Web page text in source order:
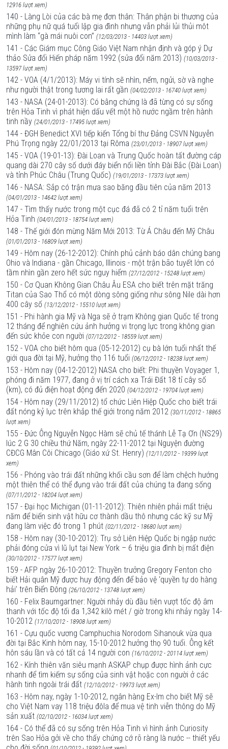
12916 lượt xem)
140 - Làng Lòi của các bà mẹ đơn thân: Thân phận bi thương của
những phụ nữ quá tuổi lập gia đình nhưng vẫn phải lủi thủi môt
mình làm “gà mái nuôi con” (12/03/2013 - 14403 lượt xem)
141 - Các Giám mục Công Giáo Việt Nam nhận định và góp ý Dự
thảo Sửa đổi Hiến pháp năm 1992 (sửa đổi năm 2013) (10/03/2013 -
13597 lượt xem)
142 - VOA (4/1/2013): Máy vi tính sẽ nhìn, nếm, ngửi, sờ và nghe
như người thật trong tương lai rất gần (04/02/2013 - 16740 lượt xem)
143 - NASA (24-01-2013): Có bằng chứng là đã từng có sự sống
trên Hỏa Tinh vì phát hiện dấu vết một hồ nước ngầm trên hành
tinh nầy (24/01/2013 - 17495 lượt xem)
144 - ĐGH Benedict XVI tiếp kiến Tổng bí thư Đảng CSVN Nguyễn
Phú Trọng ngày 22/01/2013 tại Rôma (23/01/2013 - 18907 lượt xem)
145 - VOA (19-01-13): Đài Loan và Trung Quốc hoàn tất đường cáp
quang dài 270 cây số dưới đáy biển nối liền tỉnh Đài Bắc (Đài Loan)
và tỉnh Phúc Châu (Trung Quốc) (19/01/2013 - 17373 lượt xem)
146 - NASA: Sắp có trận mưa sao băng đầu tiên của năm 2013
(04/01/2013 - 14642 lượt xem)
147 - Tìm thấy nước trong một cục đá đã có 2 tỉ năm tuổi trên
Hỏa Tinh (04/01/2013 - 18754 lượt xem)
148 - Thế giới đón mừng Năm Mới 2013: Từ Á Châu đến Mỹ Châu
(01/01/2013 - 16809 lượt xem)
149 - Hôm nay (26-12-2012): Chính phủ cảnh báo dân chúng bang
Ohio và Indiana - gần Chicago, Illinois - một trận bão tuyết lớn có
tầm nhìn gần zero hết sức nguy hiểm (27/12/2012 - 15248 lượt xem)
150 - Cơ Quan Không Gian Châu Âu ESA cho biết trên mặt trăng
Titan của Sao Thổ có một dòng sông giống như sông Nile dài hơn
400 cây số (13/12/2012 - 15510 lượt xem)
151 - Phi hành gia Mỹ và Nga sẽ ở trạm Không gian Quốc tế trong
12 tháng để nghiên cứu ảnh hưởng vi trọng lực trong không gian
đến sức khỏe con người (07/12/2012 - 18559 lượt xem)
152 - VOA cho biết hôm qua (05-12-2012) cụ bà lớn tuổi nhất thế
giới qua đời tại Mỹ, hưởng thọ 116 tuổi (06/12/2012 - 18238 lượt xem)
153 - Hôm nay (04-12-2012) NASA cho biết: Phi thuyền Voyager 1,
phóng đi năm 1977, đang ở vị trí cách xa Trái Đất 18 tỉ cây số
(km), có đủ điện hoạt động đến 2020 (04/12/2012 - 19704 lượt xem)
154 - Hôm nay (29/11/2012) tổ chức Liên Hiệp Quốc cho biết trái
đất nóng kỷ lục trên khắp thế giới trong năm 2012 (30/11/2012 - 18865
lượt xem)
155 - Đức Ông Nguyễn Ngọc Hàm sẽ chủ tế thánh Lễ Tạ Ơn (NS29)
lúc 2 G 30 chiều thứ Năm, ngày 22-11-2012 tại Nguyện đường
CĐCG Mân Côi Chicago (Giáo xứ St. Henry) (12/11/2012 - 19399 lượt
xem)
156 - Phóng vào trái đất những khối cầu sơn để làm chệch hướng
một thiên thể có thể đụng vào trái đất của chúng ta đang sống
(07/11/2012 - 18204 lượt xem)
157 - Đại học Michigan (01-11-2012): Thiên nhiên phải mất triệu
năm để biến sinh vật hữu cơ thành dầu thô nhưng các kỹ sư Mỹ
đang làm việc đó trong 1 phút (02/11/2012 - 18680 lượt xem)
158 - Hôm nay (30-10-2012): Trụ sở Liên Hiệp Quốc bị ngập nước
phải đóng cửa vì lũ lụt tại New York – 6 triệu gia đình bị mất điện
(30/10/2012 - 17577 lượt xem)
159 - AFP ngày 26-10-2012: Thuyền trưởng Gregory Fenton cho
biết Hải quân Mỹ được huy động đến để bảo vệ ‘quyền tự do hàng
hải’ trên Biển Đông (26/10/2012 - 13748 lượt xem)
160 - Felix Baumgartner: Người nhảy dù đầu tiên vượt tốc độ âm
thanh với tốc độ tối đa 1,342 kilô mét / giờ trong khi nhảy ngày 14-
10-2012 (17/10/2012 - 18908 lượt xem)
161 - Cựu quốc vương Camphuchia Norodom Sihanouk vừa qua
đời tại Bắc Kinh hôm nay, 15-10-2012 hưởng thọ 90 tuổi. Ông kết
hôn sáu lần và có tất cả 14 người con (16/10/2012 - 20114 lượt xem)
162 - Kính thiên văn siêu mạnh ASKAP chụp được hình ảnh cực
nhanh để tìm kiếm sự sống của sinh vật hoặc con người ở các
hành tinh ngoài trái đất (12/10/2012 - 19973 lượt xem)
163 - Hôm nay, ngày 1-10-2012, ngân hàng Ex-Im cho biết Mỹ sẽ
cho Việt Nam vay 118 triệu đôla để mua vệ tinh viễn thông do Mỹ
sản xuất (02/10/2012 - 16034 lượt xem)
164 - Có thể đã có sự sống trên Hỏa Tinh vì hình ảnh Curiosity
trên Sao Hỏa gởi về cho thấy chứng cớ rõ ràng là nước -- thiết yếu